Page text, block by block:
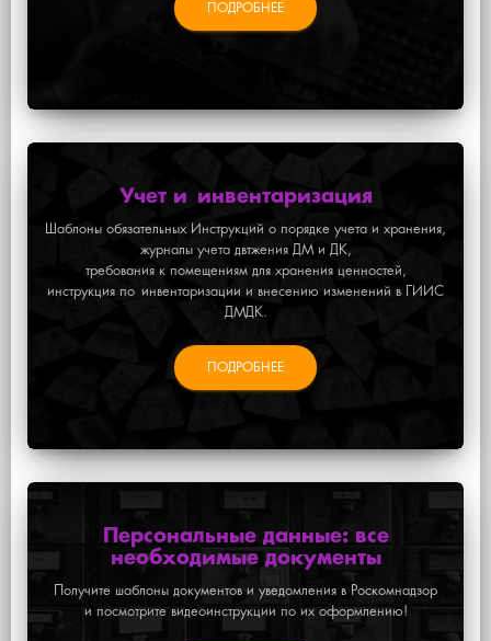
ПОДРОБНЕЕ
Учет и инвентаризация
Шаблоны обязательных Инструкций о порядке учета и хранения,
журналы учета двтжения ДМ и ДК,
требования к помещениям для хранения ценностей,
инструкция по инвентаризации и внесению изменений в ГИИС
ДМДК.
ПОДРОБНЕЕ
Персональные данные: все
необходимые документы
Получите шаблоны документов и уведомления в Роскомнадзор
и посмотрите видеоинструкции по их оформлению!